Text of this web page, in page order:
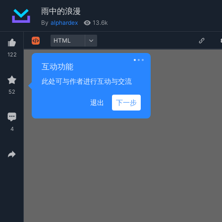
雨中的浪漫
By alphardex 13.6k
122
52
4
HTML
1 <div id="sketch"></div>
互动功能
此处可与作者进行互动与交流
退出 下一步